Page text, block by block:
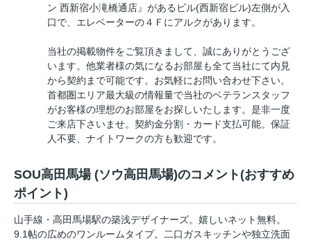
ン 西新宿小滝橋通店』があるビル(西新宿ビル)左側が入
口で、エレベーターの４Ｆにアルクがあります。
当社の掲載物件をご覧頂きまして、誠にありがとうござ
います。他業者様の気になるお部屋も全て当社にて内見
から契約まで可能です。お気軽にお問い合わせ下さい。
首都圏エリア最大級の情報量で当社のベテランスタッフ
がお客様の理想のお部屋をお探しいたします。是非一度
ご来店下さいませ。契約金分割・カード支払可能。保証
人不要、ナイトワークの方も歓迎です。
SOU高田馬場 (ソウ高田馬場)のコメント(おすすめ
ポイント)
山手線・高田馬場駅の築浅デザイナーズ。嬉しいネット無料。
9.1帖の広めのワンルームタイプ。二口ガスキッチンや独立洗面